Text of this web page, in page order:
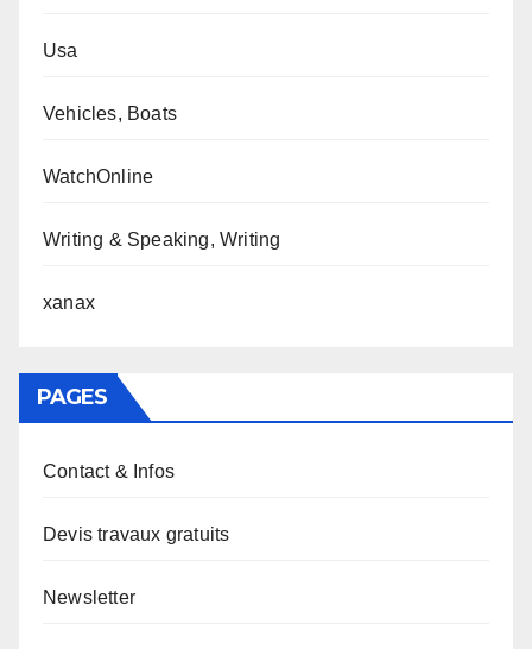
Usa
Vehicles, Boats
WatchOnline
Writing & Speaking, Writing
xanax
PAGES
Contact & Infos
Devis travaux gratuits
Newsletter